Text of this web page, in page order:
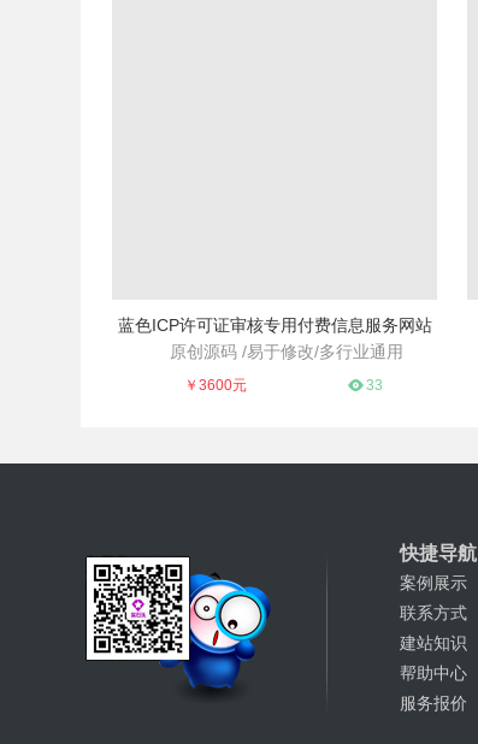
蓝色ICP许可证审核专用付费信息服务网站
原创源码 /易于修改/多行业通用
适用于各个行业、便于修改
￥3600元 33
快捷导航
案例展示
联系方式
建站知识
帮助中心
服务报价